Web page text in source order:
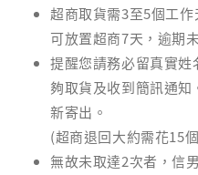
超商取貨需3至5個工
可放置超商7天，逾期
提醒您請務必留真實
夠取貨及收到簡訊通
新寄出。
(超商退回大約需花15
無故未取達2次者，信